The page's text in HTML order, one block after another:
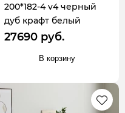
200*182-4 v4 черный
дуб крафт белый
27690 руб.
В корзину